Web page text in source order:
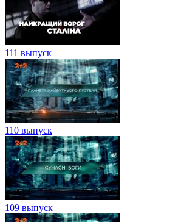
111 выпуск
110 выпуск
109 выпуск